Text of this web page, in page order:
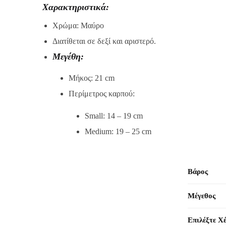
Χαρακτηριστικά:
Xρώμα: Mαύρο
Διατίθεται σε δεξί και αριστερό.
Μεγέθη:
Μήκος: 21 cm
Περίμετρος καρπού:
Small: 14 – 19 cm
Medium: 19 – 25 cm
Βάρος
Μέγεθος
Επιλέξτε